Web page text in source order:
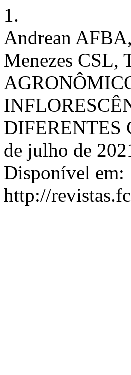
1.
Andrean
Menezes CSL,
DIFERENTES
de julho de
Disponível em:
http://